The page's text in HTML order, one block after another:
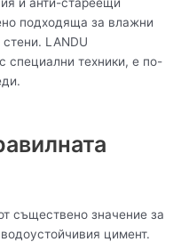
подходяща за влажни
LANDU
специални техники, е по-
съществено значение за
цимент.